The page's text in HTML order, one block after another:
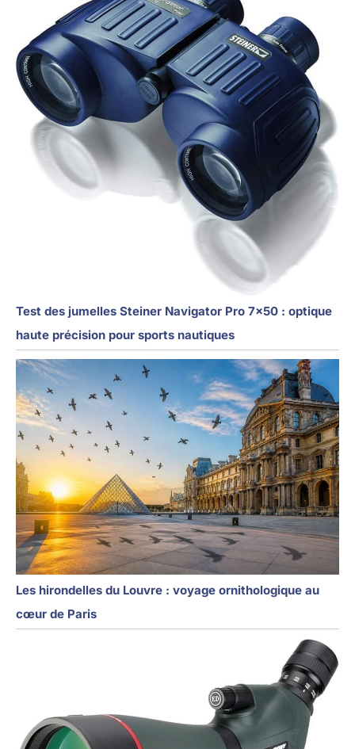
Test des jumelles Steiner Navigator Pro 7×50 : optique
haute précision pour sports nautiques
Les hirondelles du Louvre : voyage ornithologique au
cœur de Paris